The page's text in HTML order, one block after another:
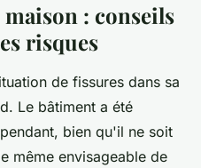
: conseils
risques
de fissures dans sa
Le bâtiment a été
bien qu'il ne soit
même envisageable de